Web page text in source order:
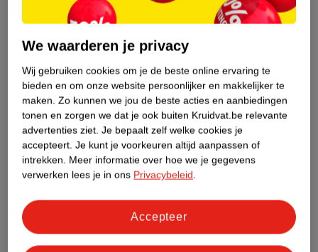
Dit product heeft (nog) geen Nature
Meer informatie
Bestel & Bezorginformatie
Bekijk ook
We waarderen je privacy
Wij gebruiken cookies om je de beste online ervaring te
bieden en om onze website persoonlijker en makkelijker te
maken. Zo kunnen we jou de beste acties en aanbiedingen
tonen en zorgen we dat je ook buiten Kruidvat.be relevante
advertenties ziet. Je bepaalt zelf welke cookies je
accepteert. Je kunt je voorkeuren altijd aanpassen of
intrekken. Meer informatie over hoe we je gegevens
verwerken lees je in ons Privacybeleid.
Accepteer